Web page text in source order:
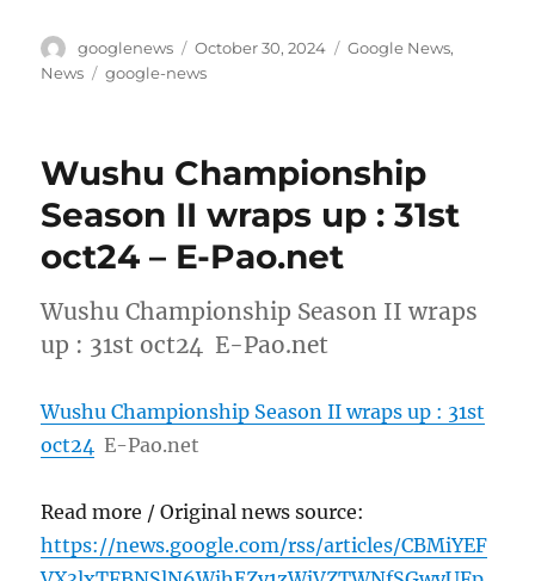
Author
googlenews
Posted
on
October 30, 2024 Categories
Google News,
News
Tags
google-news
Wushu Championship
Season II wraps up : 31st
oct24 – E-Pao.net
Wushu Championship Season II wraps
up : 31st oct24 E-Pao.net
Wushu Championship Season II wraps up : 31st
oct24 E-Pao.net
Read more / Original news source:
https://news.google.com/rss/articles/CBMiYEF